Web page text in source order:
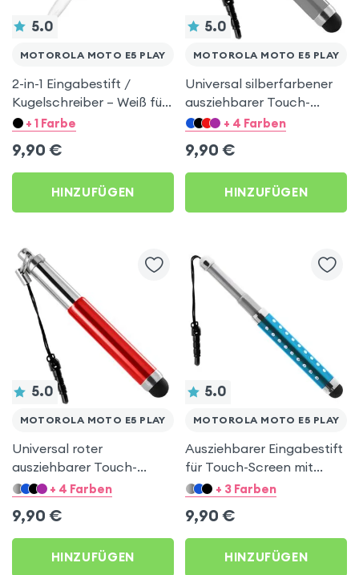
5.0
MOTOROLA MOTO E5 PLAY
2-in-1 Eingabestift /
Kugelschreiber – Weiß für
Motorola Moto E5 Play
+ 1 Farbe
9,90 €
HINZUFÜGEN
5.0
MOTOROLA MOTO E5 PLAY
Universal silberfarbener
ausziehbarer Touch-
Screen Eingabestift mit
Moto E5 Play
+ 4 Farben
9,90 €
HINZUFÜGEN
5.0
MOTOROLA MOTO E5 PLAY
Universal roter
ausziehbarer Touch-
Screen Eingabestift mit
Moto E5 Play
+ 4 Farben
9,90 €
HINZUFÜGEN
5.0
MOTOROLA MOTO E5 PLAY
Ausziehbarer Eingabestift
für Touch-Screen mit
Stöpsel – Türkisblau für
+ 3 Farben
9,90 €
HINZUFÜGEN